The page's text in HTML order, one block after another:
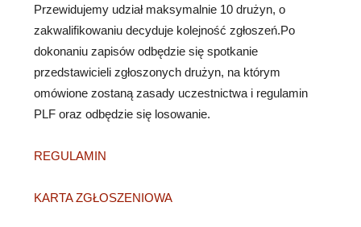
Przewidujemy udział maksymalnie 10 drużyn, o
zakwalifikowaniu decyduje kolejność zgłoszeń.Po
dokonaniu zapisów odbędzie się spotkanie
przedstawicieli zgłoszonych drużyn, na którym
omówione zostaną zasady uczestnictwa i regulamin
PLF oraz odbędzie się losowanie.
REGULAMIN
KARTA ZGŁOSZENIOWA